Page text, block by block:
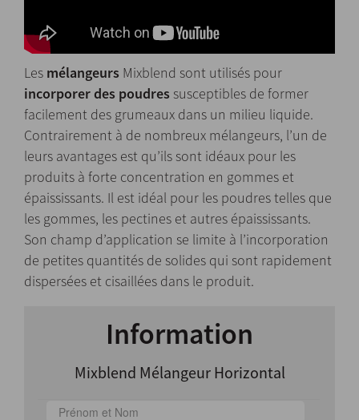
Les mélangeurs Mixblend sont utilisés pour
incorporer des poudres susceptibles de former
facilement des grumeaux dans un milieu liquide.
Contrairement à de nombreux mélangeurs, l’un de
leurs avantages est qu’ils sont idéaux pour les
produits à forte concentration en gommes et
épaississants. Il est idéal pour les poudres telles que
les gommes, les pectines et autres épaississants.
Son champ d’application se limite à l’incorporation
de petites quantités de solides qui sont rapidement
dispersées et cisaillées dans le produit.
Information
Mixblend Mélangeur Horizontal